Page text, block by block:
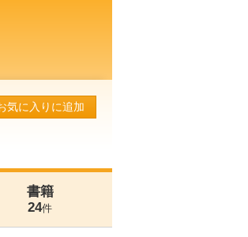
気に入りに追加
書籍
24件